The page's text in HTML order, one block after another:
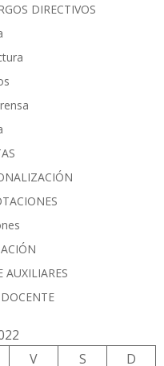
DIRECTIVOS
AUXILIARES
V S D